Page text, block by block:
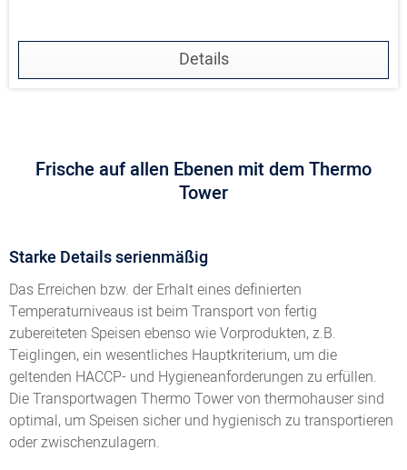
Details
Frische auf allen Ebenen mit dem Thermo
Tower
Starke Details serienmäßig
Das Erreichen bzw. der Erhalt eines definierten
Temperaturniveaus ist beim Transport von fertig
zubereiteten Speisen ebenso wie Vorprodukten, z.B.
Teiglingen, ein wesentliches Hauptkriterium, um die
geltenden HACCP- und Hygieneanforderungen zu erfüllen.
Die Transportwagen Thermo Tower von thermohauser sind
optimal, um Speisen sicher und hygienisch zu transportieren
oder zwischenzulagern.